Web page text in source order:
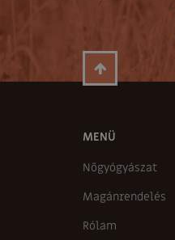
MENÜ
Nőgyógyászat
Magánrendelés
Rólam